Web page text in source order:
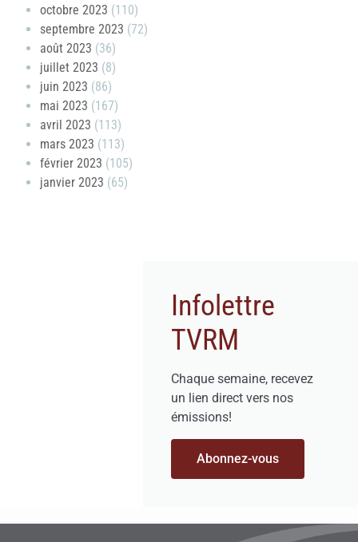
octobre 2023 (110)
septembre 2023 (72)
août 2023 (36)
juillet 2023 (8)
juin 2023 (86)
mai 2023 (167)
avril 2023 (113)
mars 2023 (113)
février 2023 (105)
janvier 2023 (65)
Infolettre
TVRM
Chaque semaine, recevez
un lien direct vers nos
émissions!
Abonnez-vous